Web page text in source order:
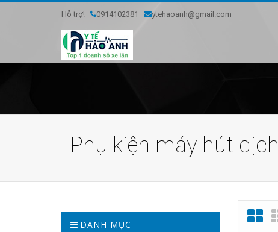
Hỗ trợ! 0914102381 ytehaoanh@gmail.com
Phụ kiện máy hút dịch
DANH MỤC